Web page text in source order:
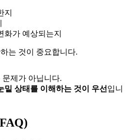
지
화가 예상되는지
는 것이 중요합니다.
제가 아닙니다.
밑 상태를 이해하는 것이 우선 입니